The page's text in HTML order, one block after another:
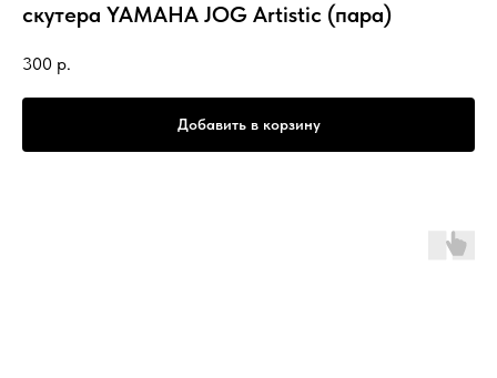
скутера YAMAHA JOG Artistic (пара)
300 р.
Добавить в корзину